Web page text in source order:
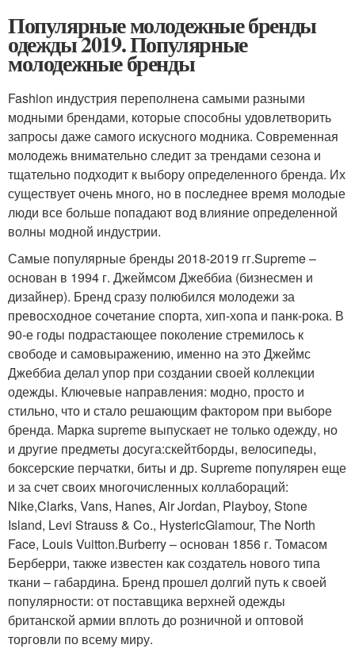
Популярные молодежные бренды
одежды 2019. Популярные
молодежные бренды
Fashion индустрия переполнена самыми разными
модными брендами, которые способны удовлетворить
запросы даже самого искусного модника. Современная
молодежь внимательно следит за трендами сезона и
тщательно подходит к выбору определенного бренда. Их
существует очень много, но в последнее время молодые
люди все больше попадают вод влияние определенной
волны модной индустрии.
Самые популярные бренды 2018-2019 гг.Supreme –
основан в 1994 г. Джеймсом Джеббиа (бизнесмен и
дизайнер). Бренд сразу полюбился молодежи за
превосходное сочетание спорта, хип-хопа и панк-рока. В
90-е годы подрастающее поколение стремилось к
свободе и самовыражению, именно на это Джеймс
Джеббиа делал упор при создании своей коллекции
одежды. Ключевые направления: модно, просто и
стильно, что и стало решающим фактором при выборе
бренда. Марка supreme выпускает не только одежду, но
и другие предметы досуга:скейтборды, велосипеды,
боксерские перчатки, биты и др. Supreme популярен еще
и за счет своих многочисленных коллабораций:
Nike,Clarks, Vans, Hanes, Air Jordan, Playboy, Stone
Island, Levi Strauss & Co., HystericGlamour, The North
Face, Louis Vuitton.Burberry – основан 1856 г. Томасом
Берберри, также известен как создатель нового типа
ткани – габардина. Бренд прошел долгий путь к своей
популярности: от поставщика верхней одежды
британской армии вплоть до розничной и оптовой
торговли по всему миру.